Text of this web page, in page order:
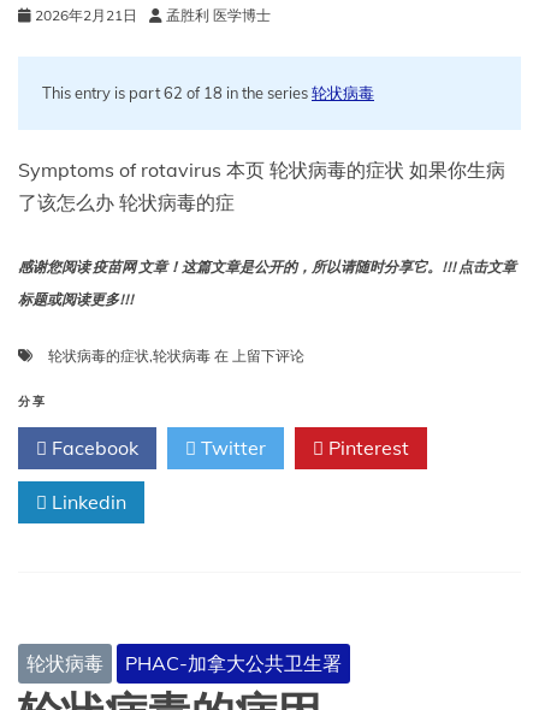
2026年2月21日 孟胜利 医学博士
This entry is part 62 of 18 in the series轮状病毒
Symptoms of rotavirus 本页 轮状病毒的症状 如果你生病
了该怎么办 轮状病毒的症
感谢您阅读 疫苗网 文章！这篇文章是公开的，所以请随时分享它。!!! 点击文章
标题或阅读更多!!!
轮状病毒的症状,轮状病毒 在 轮
毒
的
症
上留下评论
分享
Facebook Twitter Pinterest
Linkedin
轮状病毒 PHAC-加拿大公共卫生署